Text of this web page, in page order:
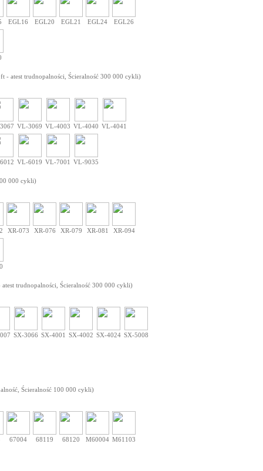
EGL16 EGL20 EGL21 EGL24 EGL26
- atest trudnopalności, Ścieralność 300 000 cykli)
VL-3069 VL-4003 VL-4040 VL-4041
VL-6019 VL-7001 VL-9035
000 cykli)
XR-073 XR-076 XR-079 XR-081 XR-094
trudnopalności, Ścieralność 300 000 cykli)
SX-3066 SX-4001 SX-4002 SX-4024 SX-5008
Ścieralność 100 000 cykli)
67004 68119 68120 M60004 M61103